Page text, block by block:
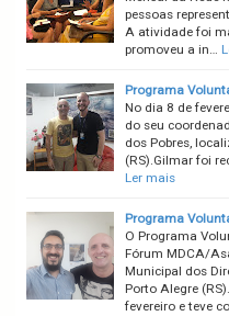
pessoas
A atividade foi
promoveu a in…
Programa
No dia 8 de
do seu
dos Pobres,
(RS).Gilmar foi
Ler mais
Programa
O Programa
Fórum MDCA/
Municipal dos
Porto Alegre
fevereiro e teve